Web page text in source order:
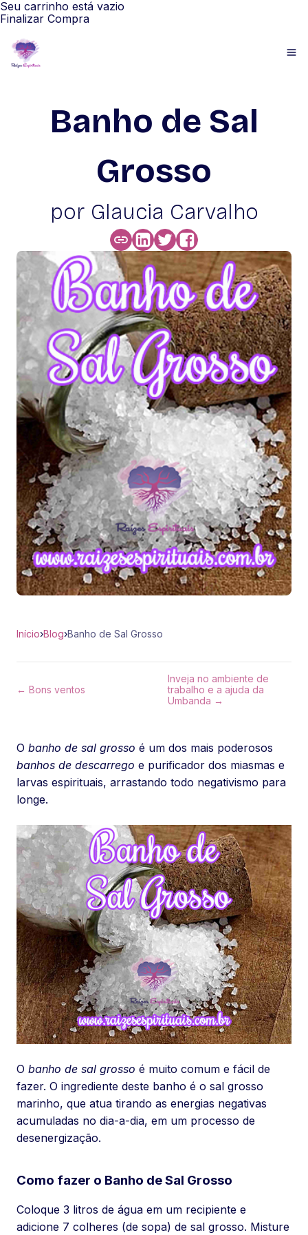
Seu carrinho está vazio
Finalizar Compra
Banho de Sal
Grosso
por Glaucia Carvalho
Início›Blog›Banho de Sal Grosso
← Bons ventos
Inveja no ambiente de
trabalho e a ajuda da
Umbanda →
O banho de sal grosso é um dos mais poderosos
banhos de descarrego e purificador dos miasmas e
larvas espirituais, arrastando todo negativismo para
longe.
O banho de sal grosso é muito comum e fácil de
fazer. O ingrediente deste banho é o sal grosso
marinho, que atua tirando as energias negativas
acumuladas no dia-a-dia, em um processo de
desenergização.
Como fazer o Banho de Sal Grosso
Coloque 3 litros de água em um recipiente e
adicione 7 colheres (de sopa) de sal grosso. Misture